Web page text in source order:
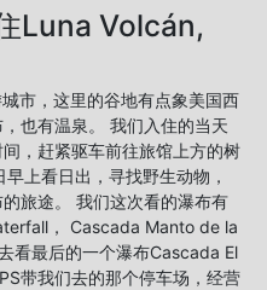
Luna Volcán,
市，这里的谷地有点象美国西
也有温泉。 我们入住的当天
，赶紧驱车前往旅馆上方的树
上看日出，寻找野生动物，
旅途。 我们这次看的瀑布有
， Cascada Manto de la
看最后的一个瀑布Cascada El
带我们去的那个停车场，经营